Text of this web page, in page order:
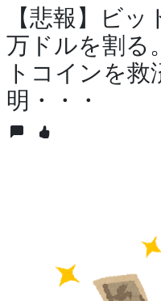
【悲報】ビ
万ドルを割る
トコインを
明・・・